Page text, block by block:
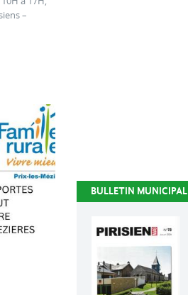
–
BULLETIN MUNICIPAL